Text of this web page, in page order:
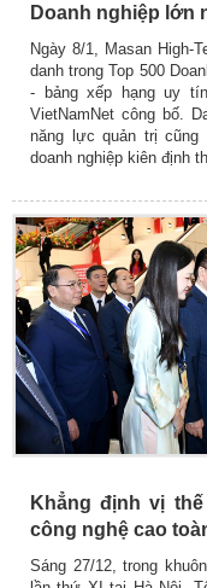
Doanh nghiệp lớn
Ngày 8/1, Masan High-
danh trong Top 500
- bảng xếp hạng uy
VietNamNet công bố.
năng lực quản trị
doanh nghiệp kiên định
Khẳng định vị
công nghệ cao
Sáng 27/12, trong